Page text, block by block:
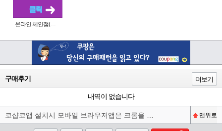
온라인 체인점(가맹점) 분양순서(필독)
구매후기 더보기
내역이 없습니다
코샵코앱 설치시 모바일 브라우저앱은 크롬을 권장합니다^^ 맨위로